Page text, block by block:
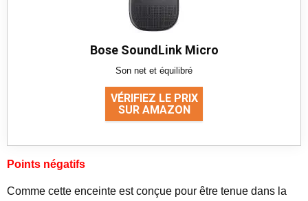
Bose SoundLink Micro
Son net et équilibré
VÉRIFIEZ LE PRIX
SUR AMAZON
Points négatifs
Comme cette enceinte est conçue pour être tenue dans la